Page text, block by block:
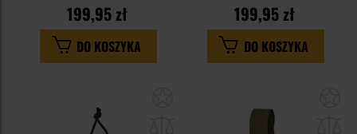
199,95 zł
DO KOSZYKA
199,95 zł
DO KOSZYKA